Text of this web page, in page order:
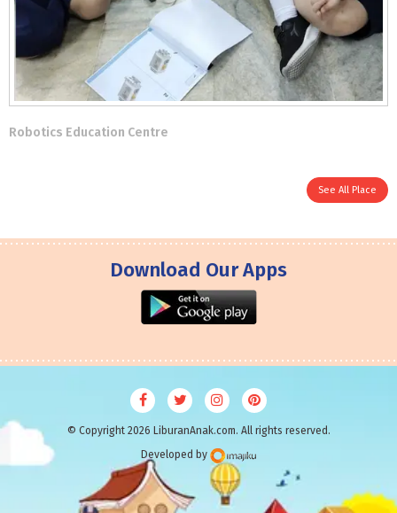
Robotics Education Centre
See All Place
Download Our Apps
© Copyright 2026 LiburanAnak.com. All rights reserved.
Developed by